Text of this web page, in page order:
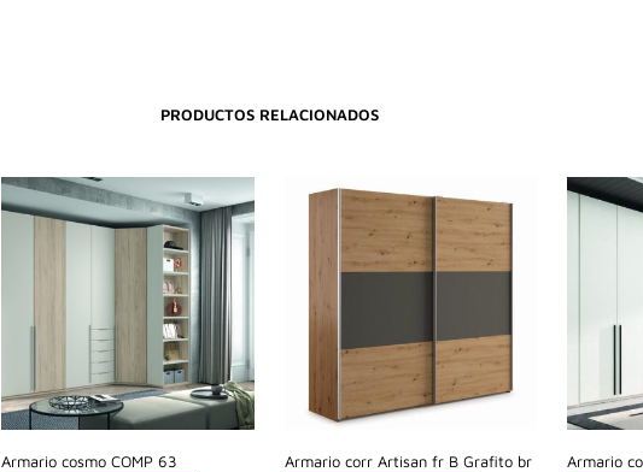
PRODUCTOS RELACIONADOS
Armario cosmo COMP 63
Armario corr Artisan fr B Grafito br
Armario